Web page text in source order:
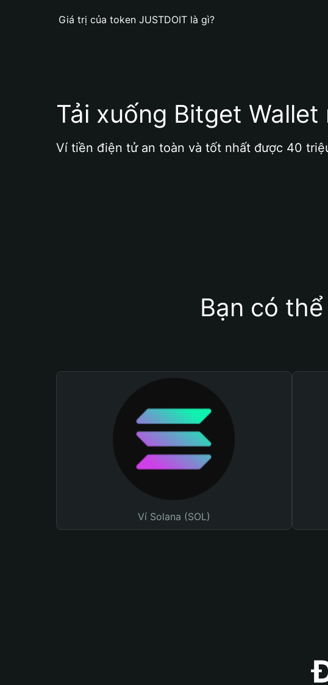
Giá trị của token JUSTDOIT là gì?
Tải xuống Bitget Wallet
Ví tiền điện tử an toàn và tốt nhất được 40
Bạn có
Ví Solana (SOL)